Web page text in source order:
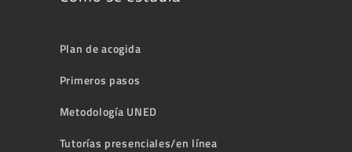
Plan de acogida
Primeros pasos
Metodología UNED
Tutorías presenciales/en línea